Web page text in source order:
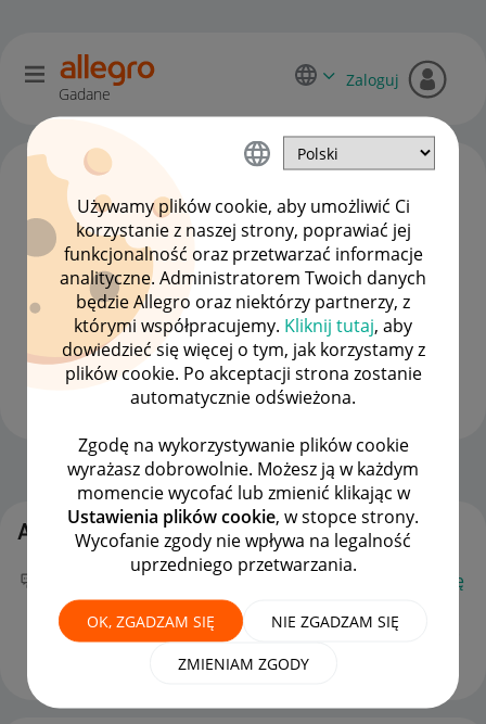
Używamy plików cookie, aby umożliwić Ci
korzystanie z naszej strony, poprawiać jej
funkcjonalność oraz przetwarzać informacje
analityczne. Administratorem Twoich danych
będzie Allegro oraz niektórzy partnerzy, z
którymi współpracujemy. Kliknij tutaj, aby
dowiedzieć się więcej o tym, jak korzystamy z
plików cookie. Po akceptacji strona zostanie
automatycznie odświeżona.
Zgodę na wykorzystywanie plików cookie
wyrażasz dobrowolnie. Możesz ją w każdym
momencie wycofać lub zmienić klikając w
Ustawienia plików cookie, w stopce strony.
Wycofanie zgody nie wpływa na legalność
uprzedniego przetwarzania.
OK, ZGADZAM SIĘ NIE ZGADZAM SIĘ
ZMIENIAM ZGODY
Gadane
Zaloguj
Lilith_Devlin
#1 Nowicjusz
Strona Główna OPCJE
Aktywność Lilith_Devlin
Twój nowy wpis
W jaki sposób mozna złożyc skargę
na pracownika Allegro do jego przełożonego?
forumDyskusje kupującychmożna już podziwiać :)
07:59